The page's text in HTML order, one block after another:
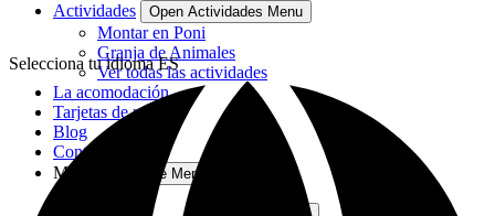
Actividades
Open Actividades Menu
Montar en Poni
Granja de Animales
Ver todas las actividades
La acomodación
Tarjetas de regalo
Blog
Contacto
Más
Open More Menu
Selecciona tu idioma ES